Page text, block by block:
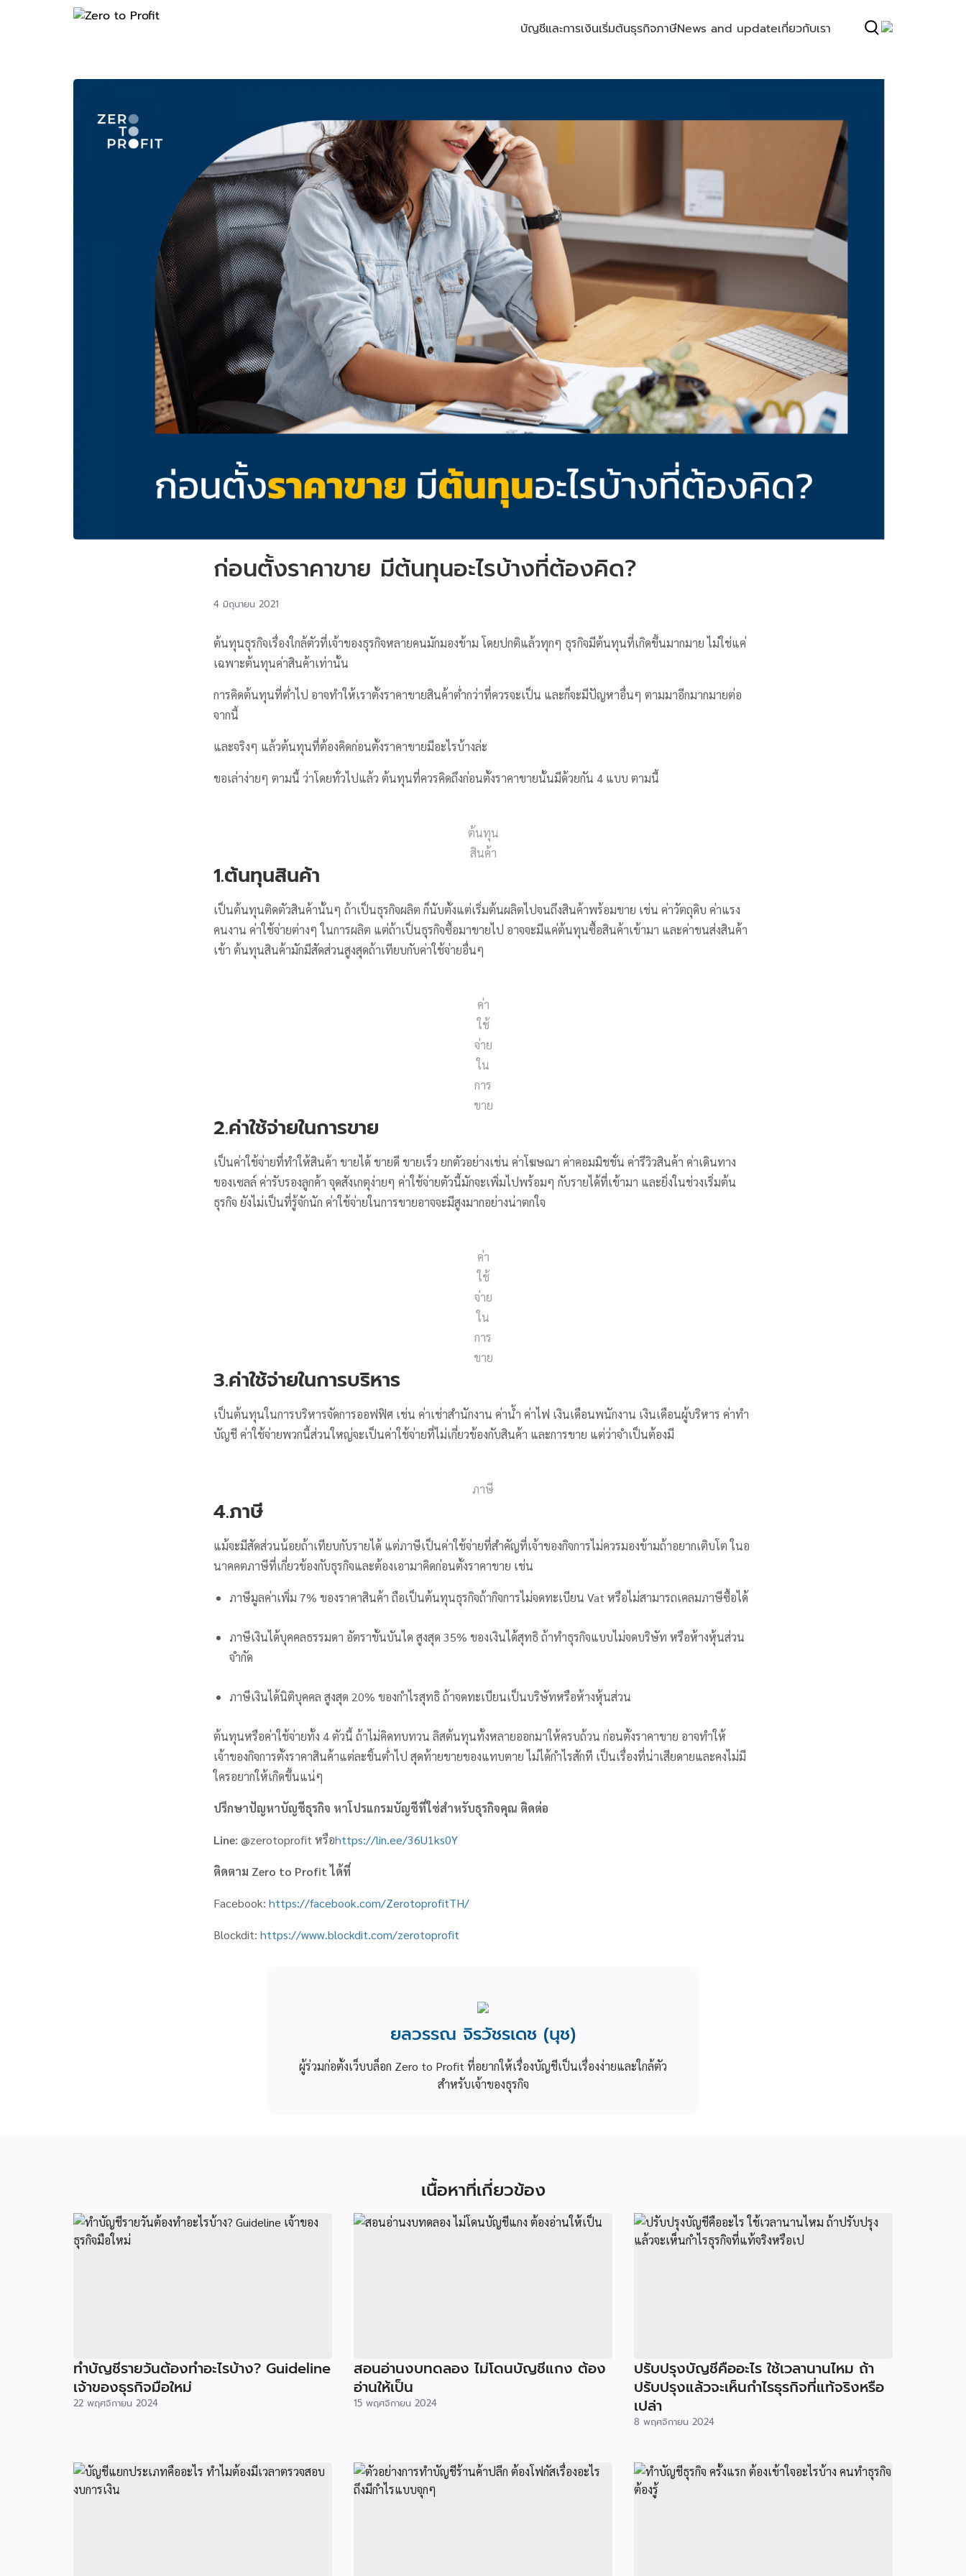
บัญชีและการเงินเริ่มต้นธุรกิจภาษีNews and updateเกี่ยวกับเรา
ก่อนตั้งราคาขาย มีต้นทุนอะไรบ้างที่ต้องคิด?
4 มิถุนายน 2021
ต้นทุนธุรกิจเรื่องใกล้ตัวที่เจ้าของธุรกิจหลายคนมักมองข้าม โดยปกติแล้วทุกๆ ธุรกิจมีต้นทุนที่เกิดขึ้นมากมาย ไม่ใช่แค่
เฉพาะต้นทุนค่าสินค้าเท่านั้น
การคิดต้นทุนที่ต่ำไป อาจทำให้เราตั้งราคาขายสินค้าต่ำกว่าที่ควรจะเป็น และก็จะมีปัญหาอื่นๆ ตามมาอีกมากมายต่อ
จากนี้
และจริงๆ แล้วต้นทุนที่ต้องคิดก่อนตั้งราคาขายมีอะไรบ้างล่ะ
ขอเล่าง่ายๆ ตามนี้ ว่าโดยทั่วไปแล้ว ต้นทุนที่ควรคิดถึงก่อนตั้งราคาขายนั้นมีด้วยกัน 4 แบบ ตามนี้
ต้นทุน
สินค้า
1.ต้นทุนสินค้า
เป็นต้นทุนติดตัวสินค้านั้นๆ ถ้าเป็นธุรกิจผลิต ก็นับตั้งแต่เริ่มต้นผลิตไปจนถึงสินค้าพร้อมขาย เช่น ค่าวัตถุดิบ ค่าแรง
คนงาน ค่าใช้จ่ายต่างๆ ในการผลิต แต่ถ้าเป็นธุรกิจซื้อมาขายไป อาจจะมีแค่ต้นทุนซื้อสินค้าเข้ามา และค่าขนส่งสินค้า
เข้า ต้นทุนสินค้ามักมีสัดส่วนสูงสุดถ้าเทียบกับค่าใช้จ่ายอื่นๆ
ค่า
ใช้
จ่าย
ใน
การ
ขาย
2.ค่าใช้จ่ายในการขาย
เป็นค่าใช้จ่ายที่ทำให้สินค้า ขายได้ ขายดี ขายเร็ว ยกตัวอย่างเช่น ค่าโฆษณา ค่าคอมมิชชั่น ค่ารีวิวสินค้า ค่าเดินทาง
ของเซลล์ ค่ารับรองลูกค้า จุดสังเกตุง่ายๆ ค่าใช้จ่ายตัวนี้มักจะเพิ่มไปพร้อมๆ กับรายได้ที่เข้ามา และยิ่งในช่วงเริ่มต้น
ธุรกิจ ยังไม่เป็นที่รู้จักนัก ค่าใช้จ่ายในการขายอาจจะมีสูงมากอย่างน่าตกใจ
ค่า
ใช้
จ่าย
ใน
การ
ขาย
3.ค่าใช้จ่ายในการบริหาร
เป็นต้นทุนในการบริหารจัดการออฟฟิศ เช่น ค่าเช่าสำนักงาน ค่าน้ำ ค่าไฟ เงินเดือนพนักงาน เงินเดือนผู้บริหาร ค่าทำ
บัญชี ค่าใช้จ่ายพวกนี้ส่วนใหญ่จะเป็นค่าใช้จ่ายที่ไม่เกี่ยวข้องกับสินค้า และการขาย แต่ว่าจำเป็นต้องมี
ภาษี
4.ภาษี
แม้จะมีสัดส่วนน้อยถ้าเทียบกับรายได้ แต่ภาษีเป็นค่าใช้จ่ายที่สำคัญที่เจ้าของกิจการไม่ควรมองข้ามถ้าอยากเติบโต ในอ
นาคคตภาษีที่เกี่ยวข้องกับธุรกิจและต้องเอามาคิดก่อนตั้งราคาขาย เช่น
ภาษีมูลค่าเพิ่ม 7% ของราคาสินค้า ถือเป็นต้นทุนธุรกิจถ้ากิจการไม่จดทะเบียน Vat หรือไม่สามารถเคลมภาษีซื้อได้
ภาษีเงินได้บุคคลธรรมดา อัตราขั้นบันได สูงสุด 35% ของเงินได้สุทธิ ถ้าทำธุรกิจแบบไม่จดบริษัท หรือห้างหุ้นส่วน
จำกัด
ภาษีเงินได้นิติบุคคล สูงสุด 20% ของกำไรสุทธิ ถ้าจดทะเบียนเป็นบริษัทหรือห้างหุ้นส่วน
ต้นทุนหรือค่าใช้จ่ายทั้ง 4 ตัวนี้ ถ้าไม่คิดทบทวน ลิสต้นทุนทั้งหลายออกมาให้ครบถ้วน ก่อนตั้งราคาขาย อาจทำให้
เจ้าของกิจการตั้งราคาสินค้าแต่ละชิ้นต่ำไป สุดท้ายขายของแทบตาย ไม่ได้กำไรสักที เป็นเรื่องที่น่าเสียดายและคงไม่มี
ใครอยากให้เกิดขึ้นแน่ๆ
ปรึกษาปัญหาบัญชีธุรกิจ หาโปรแกรมบัญชีที่ใช่สำหรับธุรกิจคุณ ติดต่อ
Line: @zerotoprofit หรือhttps://lin.ee/36U1ks0Y
ติดตาม Zero to Profitได้ที่
Facebook: https://facebook.com/ZerotoprofitTH/
Blockdit: https://www.blockdit.com/zerotoprofit
ยลวรรณ จิรวัชรเดช (นุช)
ผู้ร่วมก่อตั้งเว็บบล็อก Zero to Profit ที่อยากให้เรื่องบัญชีเป็นเรื่องง่ายและใกล้ตัว
สำหรับเจ้าของธุรกิจ
เนื้อหาที่เกี่ยวข้อง
ทำบัญชีรายวันต้องทำอะไรบ้าง? Guideline
เจ้าของธุรกิจมือใหม่
22 พฤศจิกายน 2024
สอนอ่านงบทดลอง ไม่โดนบัญชีแกง ต้อง
อ่านให้เป็น
15 พฤศจิกายน 2024
ปรับปรุงบัญชีคืออะไร ใช้เวลานานไหม ถ้า
ปรับปรุงแล้วจะเห็นกำไรธุรกิจที่แท้จริงหรือ
เปล่า
8 พฤศจิกายน 2024